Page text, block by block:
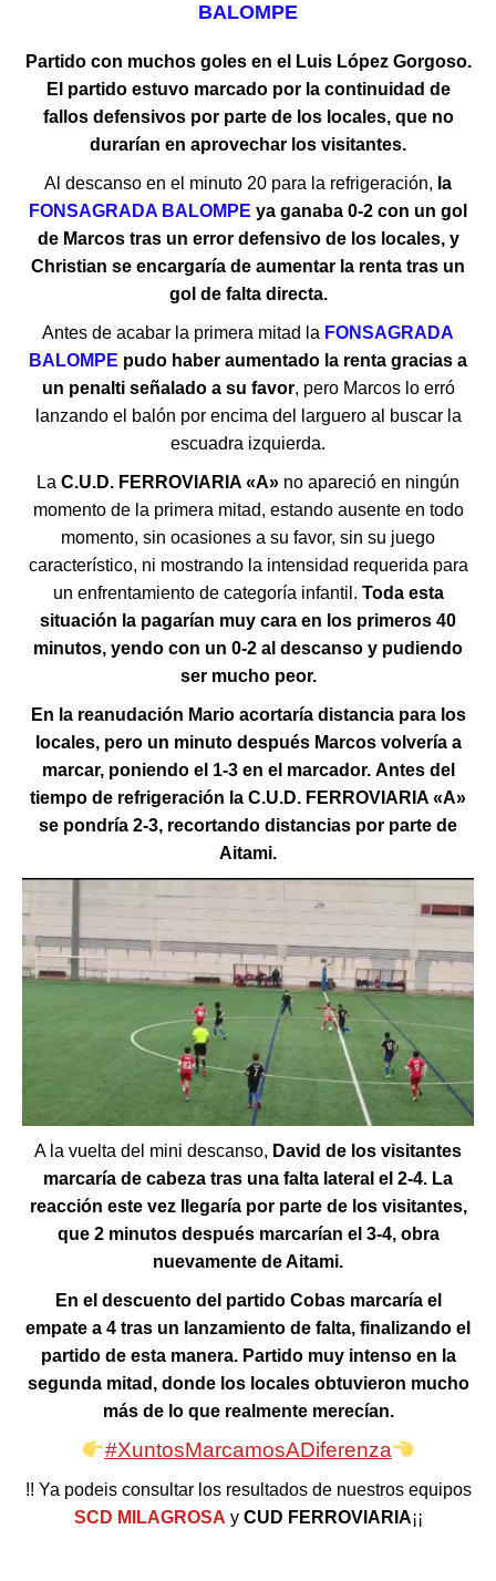
BALOMPE
Partido con muchos goles en el Luis López Gorgoso.
El partido estuvo marcado por la continuidad de
fallos defensivos por parte de los locales, que no
durarían en aprovechar los visitantes.
Al descanso en el minuto 20 para la refrigeración, la
FONSAGRADA BALOMPE ya ganaba 0-2 con un gol
de Marcos tras un error defensivo de los locales, y
Christian se encargaría de aumentar la renta tras un
gol de falta directa.
Antes de acabar la primera mitad la FONSAGRADA
BALOMPE pudo haber aumentado la renta gracias a
un penalti señalado a su favor, pero Marcos lo erró
lanzando el balón por encima del larguero al buscar la
escuadra izquierda.
La C.U.D. FERROVIARIA «A» no apareció en ningún
momento de la primera mitad, estando ausente en todo
momento, sin ocasiones a su favor, sin su juego
característico, ni mostrando la intensidad requerida para
un enfrentamiento de categoría infantil. Toda esta
situación la pagarían muy cara en los primeros 40
minutos, yendo con un 0-2 al descanso y pudiendo
ser mucho peor.
En la reanudación Mario acortaría distancia para los
locales, pero un minuto después Marcos volvería a
marcar, poniendo el 1-3 en el marcador. Antes del
tiempo de refrigeración la C.U.D. FERROVIARIA «A»
se pondría 2-3, recortando distancias por parte de
Aitami.
A la vuelta del mini descanso, David de los visitantes
marcaría de cabeza tras una falta lateral el 2-4. La
reacción este vez llegaría por parte de los visitantes,
que 2 minutos después marcarían el 3-4, obra
nuevamente de Aitami.
En el descuento del partido Cobas marcaría el
empate a 4 tras un lanzamiento de falta, finalizando el
partido de esta manera. Partido muy intenso en la
segunda mitad, donde los locales obtuvieron mucho
más de lo que realmente merecían.
#XuntosMarcamosADiferenza
!! Ya podeis consultar los resultados de nuestros equipos
SCD MILAGROSA y CUD FERROVIARIA¡¡